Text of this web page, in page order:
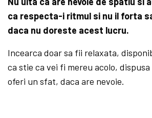
ca respecta-i ritmul si nu il forta
daca nu doreste acest lucru.
Incearca doar sa fii relaxata,
ca stie ca vei fi mereu acolo,
oferi un sfat, daca are nevoie.